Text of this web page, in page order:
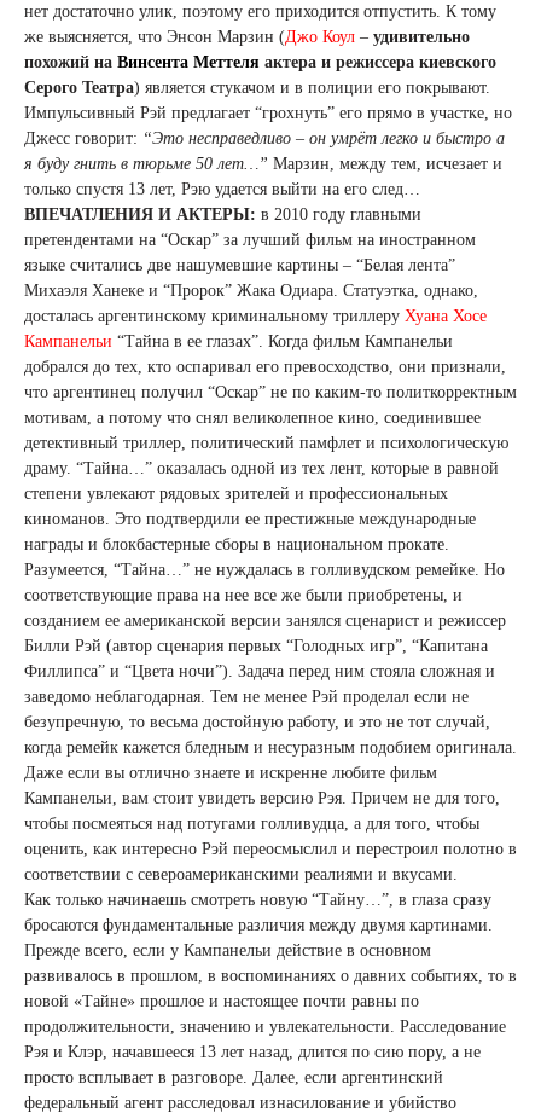
нет достаточно улик, поэтому его приходится отпустить. К тому
же выясняется, что Энсон Марзин (Джо Коул – удивительно
похожий на Винсента Меттеля актера и режиссера киевского
Серого Театра) является стукачом и в полиции его покрывают.
Импульсивный Рэй предлагает “грохнуть” его прямо в участке, но
Джесс говорит: “Это несправедливо – он умрёт легко и быстро а
я буду гнить в тюрьме 50 лет…” Марзин, между тем, исчезает и
только спустя 13 лет, Рэю удается выйти на его след…
ВПЕЧАТЛЕНИЯ И АКТЕРЫ: в 2010 году главными
претендентами на “Оскар” за лучший фильм на иностранном
языке считались две нашумевшие картины – “Белая лента”
Михаэля Ханеке и “Пророк” Жака Одиара. Статуэтка, однако,
досталась аргентинскому криминальному триллеру Хуана Хосе
Кампанельи “Тайна в ее глазах”. Когда фильм Кампанельи
добрался до тех, кто оспаривал его превосходство, они признали,
что аргентинец получил “Оскар” не по каким-то политкорректным
мотивам, а потому что снял великолепное кино, соединившее
детективный триллер, политический памфлет и психологическую
драму. “Тайна…” оказалась одной из тех лент, которые в равной
степени увлекают рядовых зрителей и профессиональных
киноманов. Это подтвердили ее престижные международные
награды и блокбастерные сборы в национальном прокате.
Разумеется, “Тайна…” не нуждалась в голливудском ремейке. Но
соответствующие права на нее все же были приобретены, и
созданием ее американской версии занялся сценарист и режиссер
Билли Рэй (автор сценария первых “Голодных игр”, “Капитана
Филлипса” и “Цвета ночи”). Задача перед ним стояла сложная и
заведомо неблагодарная. Тем не менее Рэй проделал если не
безупречную, то весьма достойную работу, и это не тот случай,
когда ремейк кажется бледным и несуразным подобием оригинала.
Даже если вы отлично знаете и искренне любите фильм
Кампанельи, вам стоит увидеть версию Рэя. Причем не для того,
чтобы посмеяться над потугами голливудца, а для того, чтобы
оценить, как интересно Рэй переосмыслил и перестроил полотно в
соответствии с североамериканскими реалиями и вкусами.
Как только начинаешь смотреть новую “Тайну…”, в глаза сразу
бросаются фундаментальные различия между двумя картинами.
Прежде всего, если у Кампанельи действие в основном
развивалось в прошлом, в воспоминаниях о давних событиях, то в
новой «Тайне» прошлое и настоящее почти равны по
продолжительности, значению и увлекательности. Расследование
Рэя и Клэр, начавшееся 13 лет назад, длится по сию пору, а не
просто всплывает в разговоре. Далее, если аргентинский
федеральный агент расследовал изнасилование и убийство